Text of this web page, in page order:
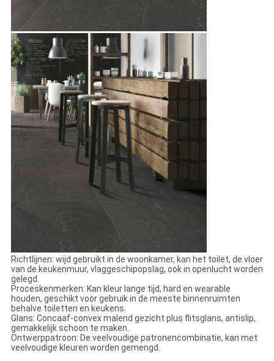
Richtlijnen: wijd gebruikt in de woonkamer, kan het toilet, de vloer
van de keukenmuur, vlaggeschipopslag, ook in openlucht worden
gelegd.
Proceskenmerken: Kan kleur lange tijd, hard en wearable
houden, geschikt voor gebruik in de meeste binnenruimten
behalve toiletten en keukens.
Glans: Concaaf-convex malend gezicht plus flitsglans, antislip,
gemakkelijk schoon te maken.
Ontwerppatroon: De veelvoudige patronencombinatie, kan met
veelvoudige kleuren worden gemengd.